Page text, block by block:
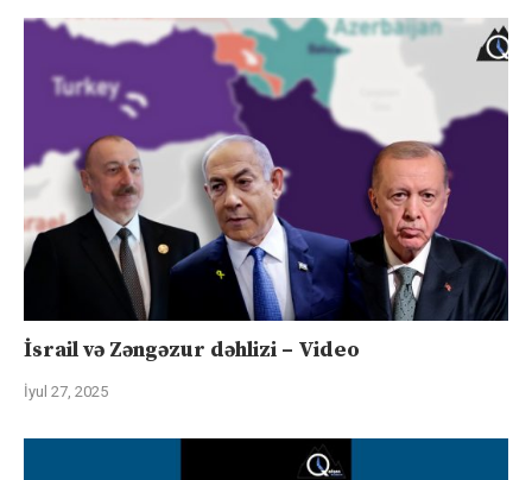
İsrail və Zəngəzur dəhlizi – Video
İyul 27, 2025